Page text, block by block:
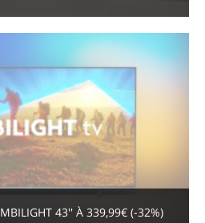
43'' À 339,99€ (-32%)